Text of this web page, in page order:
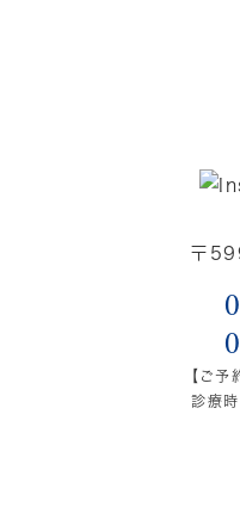
〒
【ご
診療時